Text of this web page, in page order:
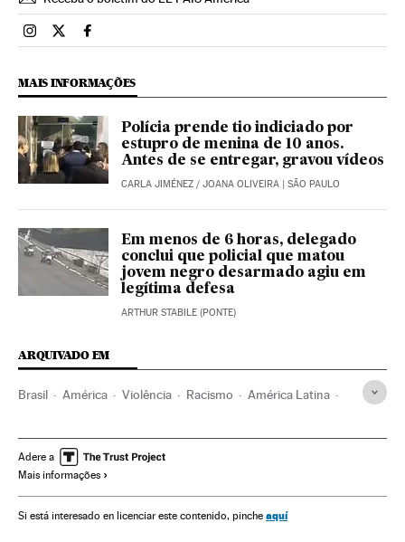
Brasil El País Brasil en Instagram
Brasil El País Brasil en Twitter
Brasil El País Brasil en Facebook
MAIS INFORMAÇÕES
Polícia prende tio indiciado por
estupro de menina de 10 anos.
Antes de se entregar, gravou vídeos
CARLA JIMÉNEZ / JOANA OLIVEIRA | SÃO PAULO
Em menos de 6 horas, delegado
conclui que policial que matou
jovem negro desarmado agiu em
legítima defesa
ARTHUR STABILE (PONTE)
ARQUIVADO EM
Brasil América Violência Racismo América Latina
Adere a
Mais informações
Si está interesado en licenciar este contenido, pinche aquí